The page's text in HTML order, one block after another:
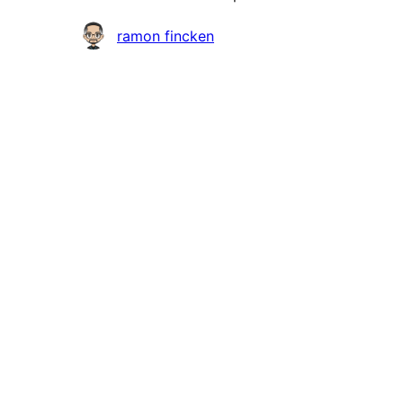
Contributors
ramon fincken